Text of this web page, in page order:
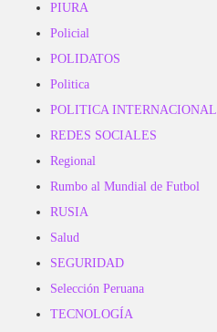
PIURA
Policial
POLIDATOS
Politica
POLITICA INTERNACIONAL
REDES SOCIALES
Regional
Rumbo al Mundial de Futbol
RUSIA
Salud
SEGURIDAD
Selección Peruana
TECNOLOGÍA